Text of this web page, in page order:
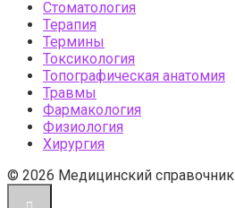
Стоматология
Терапия
Термины
Токсикология
Топографическая анатомия
Травмы
Фармакология
Физиология
Хирургия
© 2026 Медицинский справочник